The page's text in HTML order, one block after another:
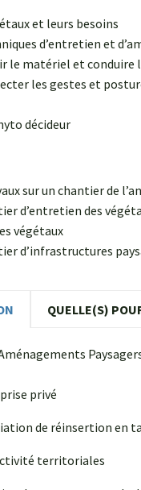
et leurs besoins
d’entretien et
le matériel et conduire
les gestes et
décideur
sur un chantier de
d’entretien des
végétaux
d’infrastructures
QUELLE(S)
privé
de réinsertion en
territoriales
et de demain
Gaétan BELLES :
paysagers
formateur en
depuis plusieurs